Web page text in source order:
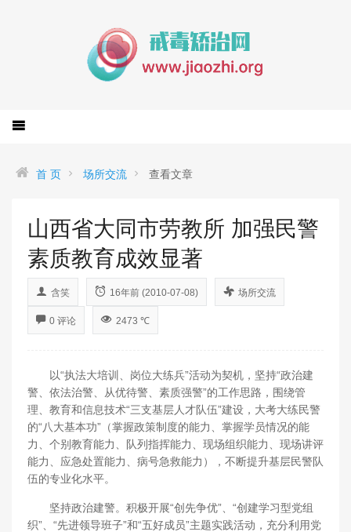
首 页 场所交流 查看文章
山西省大同市劳教所 加强民警
素质教育成效显著
含笑 16年前 (2010-07-08) 场所交流
0 评论 2473 ℃
以“执法大培训、岗位大练兵”活动为契机，坚持“政治建
警、依法治警、从优待警、素质强警”的工作思路，围绕管
理、教育和信息技术“三支基层人才队伍”建设，大考大练民警
的“八大基本功”（掌握政策制度的能力、掌握学员情况的能
力、个别教育能力、队列指挥能力、现场组织能力、现场讲评
能力、应急处置能力、病号急救能力），不断提升基层民警队
伍的专业化水平。
坚持政治建警。积极开展“创先争优”、“创建学习型党组
织”、“先进领导班子”和“五好成员”主题实践活动，充分利用党